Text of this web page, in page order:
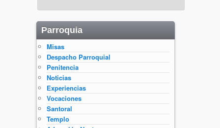
Parroquia
Misas
Despacho Parroquial
Penitencia
Noticias
Experiencias
Vocaciones
Santoral
Templo